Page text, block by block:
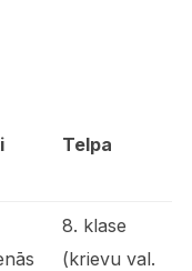
Telpa
8. klase
(krievu val.